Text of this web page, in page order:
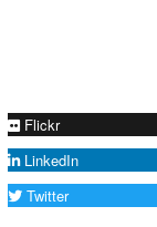
Flickr
LinkedIn
Twitter